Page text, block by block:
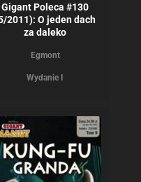
Gigant Poleca #130
2011): O jeden dach
za daleko
Egmont
Wydanie I